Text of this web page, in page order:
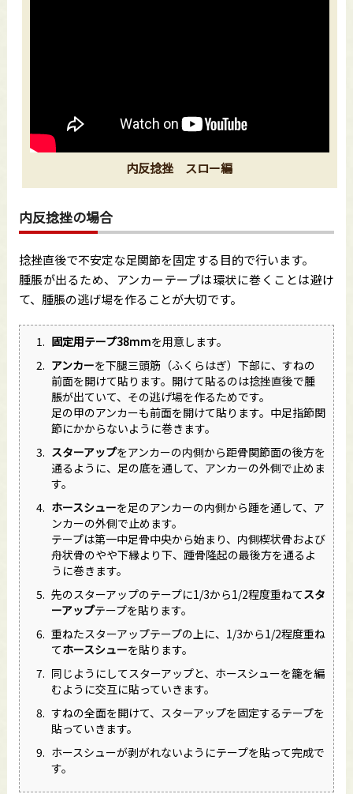
内反捻挫 スロー編
内反捻挫の場合
捻挫直後で不安定な足関節を固定する目的で行います。
腫脹が出るため、アンカーテープは環状に巻くことは避け
て、腫脹の逃げ場を作ることが大切です。
固定用テープ38ｍｍを用意します。
アンカーを下腿三頭筋（ふくらはぎ）下部に、すねの
前面を開けて貼ります。開けて貼るのは捻挫直後で腫
脹が出ていて、その逃げ場を作るためです。
足の甲のアンカーも前面を開けて貼ります。中足指節関
節にかからないように巻きます。
スターアップをアンカーの内側から距骨関節面の後方を
通るように、足の底を通して、アンカーの外側で止めま
す。
ホースシューを足のアンカーの内側から踵を通して、ア
ンカーの外側で止めます。
テープは第一中足骨中央から始まり、内側楔状骨および
舟状骨のやや下縁より下、踵骨隆起の最後方を通るよ
うに巻きます。
先のスターアップのテープに1/3から1/2程度重ねてスタ
ーアップテープを貼ります。
重ねたスターアップテープの上に、1/3から1/2程度重ね
てホースシューを貼ります。
同じようにしてスターアップと、ホースシューを籠を編
むように交互に貼っていきます。
すねの全面を開けて、スターアップを固定するテープを
貼っていきます。
ホースシューが剥がれないようにテープを貼って完成で
す。